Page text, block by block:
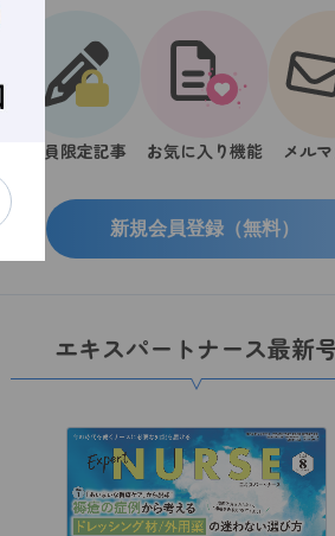
会員限定記事 お気に入り機能 メル
新規会員登録（無料）
エキスパートナース最新